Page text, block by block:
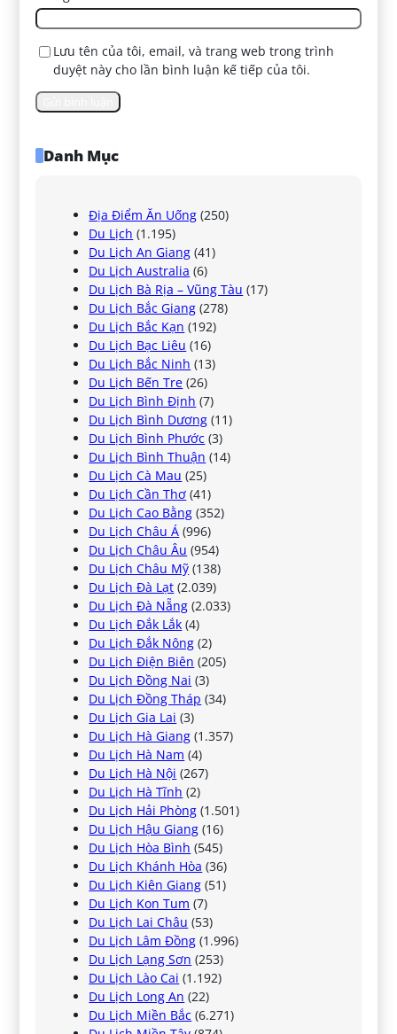
Lưu tên của tôi, email, và trang web trong trình
duyệt này cho lần bình luận kế tiếp của tôi.
Danh Mục
Địa Điểm Ăn Uống (250)
Du Lịch (1.195)
Du Lịch An Giang (41)
Du Lịch Australia (6)
Du Lịch Bà Rịa – Vũng Tàu (17)
Du Lịch Bắc Giang (278)
Du Lịch Bắc Kạn (192)
Du Lịch Bạc Liêu (16)
Du Lịch Bắc Ninh (13)
Du Lịch Bến Tre (26)
Du Lịch Bình Định (7)
Du Lịch Bình Dương (11)
Du Lịch Bình Phước (3)
Du Lịch Bình Thuận (14)
Du Lịch Cà Mau (25)
Du Lịch Cần Thơ (41)
Du Lịch Cao Bằng (352)
Du Lịch Châu Á (996)
Du Lịch Châu Âu (954)
Du Lịch Châu Mỹ (138)
Du Lịch Đà Lạt (2.039)
Du Lịch Đà Nẵng (2.033)
Du Lịch Đắk Lắk (4)
Du Lịch Đắk Nông (2)
Du Lịch Điện Biên (205)
Du Lịch Đồng Nai (3)
Du Lịch Đồng Tháp (34)
Du Lịch Gia Lai (3)
Du Lịch Hà Giang (1.357)
Du Lịch Hà Nam (4)
Du Lịch Hà Nội (267)
Du Lịch Hà Tĩnh (2)
Du Lịch Hải Phòng (1.501)
Du Lịch Hậu Giang (16)
Du Lịch Hòa Bình (545)
Du Lịch Khánh Hòa (36)
Du Lịch Kiên Giang (51)
Du Lịch Kon Tum (7)
Du Lịch Lai Châu (53)
Du Lịch Lâm Đồng (1.996)
Du Lịch Lạng Sơn (253)
Du Lịch Lào Cai (1.192)
Du Lịch Long An (22)
Du Lịch Miền Bắc (6.271)